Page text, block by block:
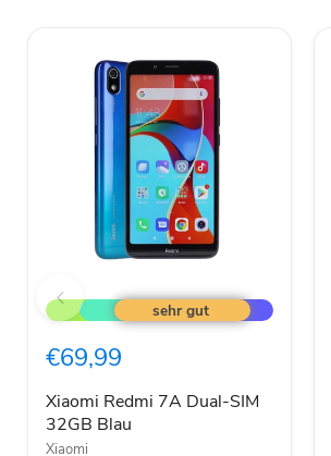
Redmi
7A
SIM
Blau
€69,99
Xiaomi Redmi 7A Dual-SIM
32GB Blau
Xiaomi